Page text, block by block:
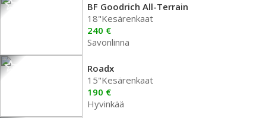
BF Goodrich All-Terrain
18"Kesärenkaat
240 €
Savonlinna
Roadx
15"Kesärenkaat
190 €
Hyvinkää